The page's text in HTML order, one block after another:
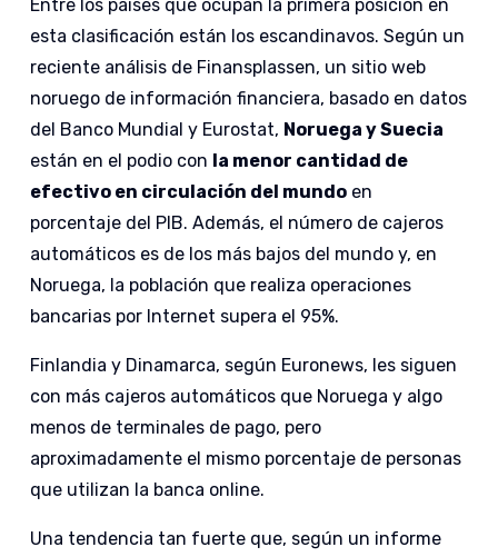
Entre los países que ocupan la primera posición en
esta clasificación están los escandinavos. Según un
reciente análisis de Finansplassen, un sitio web
noruego de información financiera, basado en datos
del Banco Mundial y Eurostat, Noruega y Suecia
están en el podio con la menor cantidad de
efectivo en circulación del mundo en
porcentaje del PIB. Además, el número de cajeros
automáticos es de los más bajos del mundo y, en
Noruega, la población que realiza operaciones
bancarias por Internet supera el 95%.
Finlandia y Dinamarca, según Euronews, les siguen
con más cajeros automáticos que Noruega y algo
menos de terminales de pago, pero
aproximadamente el mismo porcentaje de personas
que utilizan la banca online.
Una tendencia tan fuerte que, según un informe